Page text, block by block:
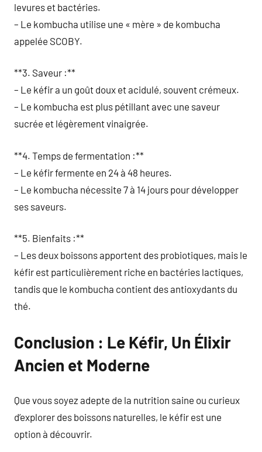
levures et bactéries.
– Le kombucha utilise une « mère » de kombucha
appelée SCOBY.
**3. Saveur :**
– Le kéfir a un goût doux et acidulé, souvent crémeux.
– Le kombucha est plus pétillant avec une saveur
sucrée et légèrement vinaigrée.
**4. Temps de fermentation :**
– Le kéfir fermente en 24 à 48 heures.
– Le kombucha nécessite 7 à 14 jours pour développer
ses saveurs.
**5. Bienfaits :**
– Les deux boissons apportent des probiotiques, mais le
kéfir est particulièrement riche en bactéries lactiques,
tandis que le kombucha contient des antioxydants du
thé.
Conclusion : Le Kéfir, Un Élixir
Ancien et Moderne
Que vous soyez adepte de la nutrition saine ou curieux
d’explorer des boissons naturelles, le kéfir est une
option à découvrir.